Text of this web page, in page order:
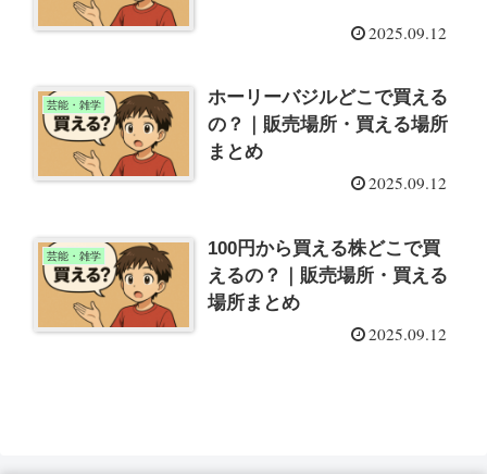
2025.09.12
芸能・雑学
ホーリーバジルどこで買える
の？｜販売場所・買える場所
まとめ
2025.09.12
芸能・雑学
100円から買える株どこで買
えるの？｜販売場所・買える
場所まとめ
2025.09.12